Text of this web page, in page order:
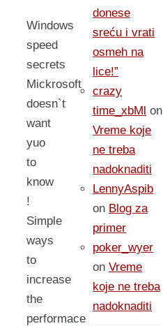
Windows
speed
secrets
Mickrosoft
doesn`t
want
yuo
to
know
!
Simple
ways
to
increase
the
performace
donese
sreću i vrati
osmeh na
lice!”
crazy
time_xbMl on
Vreme koje
ne treba
nadoknaditi
LennyAspib
on Blog za
primer
poker_wyer
on Vreme
koje ne treba
nadoknaditi